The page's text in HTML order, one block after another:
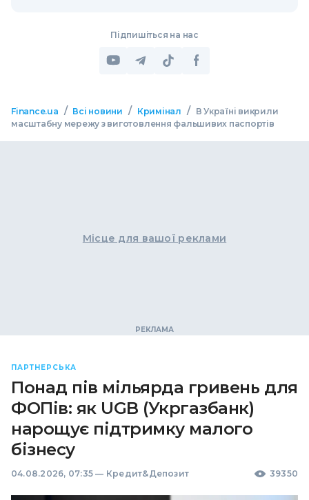
Підпишіться на нас
Finance.ua / Всі новини / Кримінал /
В Україні викрили
масштабну мережу з виготовлення фальшивих паспортів
Місце для вашої реклами
ПАРТНЕРСЬКА
Понад пів мільярда гривень для
ФОПів: як UGB (Укргазбанк)
нарощує підтримку малого
бізнесу
04.08.2026, 07:35 — Кредит&Депозит 39350